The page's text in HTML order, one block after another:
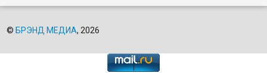
© БРЭНД МЕДИА, 2026